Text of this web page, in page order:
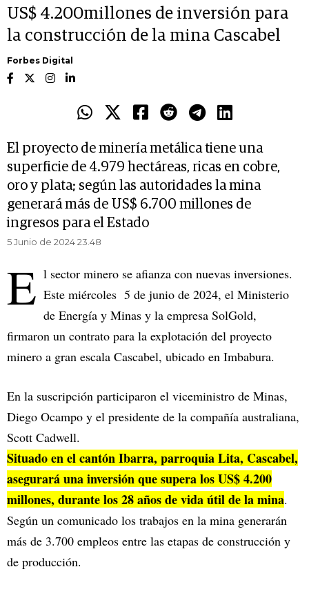
US$ 4.200millones de inversión para
la construcción de la mina Cascabel
Forbes Digital
El proyecto de minería metálica tiene una
superficie de 4.979 hectáreas, ricas en cobre,
oro y plata; según las autoridades la mina
generará más de US$ 6.700 millones de
ingresos para el Estado
5 Junio de 2024 23.48
E l sector minero se afianza con nuevas inversiones.
Este miércoles 5 de junio de 2024, el Ministerio
de Energía y Minas y la empresa SolGold,
firmaron un contrato para la explotación del proyecto
minero a gran escala Cascabel, ubicado en Imbabura.
En la suscripción participaron el viceministro de Minas,
Diego Ocampo y el presidente de la compañía australiana,
Scott Cadwell.
Situado en el cantón Ibarra, parroquia Lita, Cascabel,
asegurará una inversión que supera los US$ 4.200
millones, durante los 28 años de vida útil de la mina.
Según un comunicado los trabajos en la mina generarán
más de 3.700 empleos entre las etapas de construcción y
de producción.